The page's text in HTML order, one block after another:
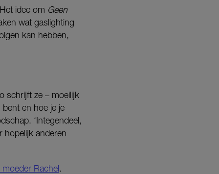
idee om Geen
wat gaslighting
kan hebben,
schrijft ze – moeilijk
bent en hoe je je
‘Integendeel,
hopelijk anderen
Rachel.